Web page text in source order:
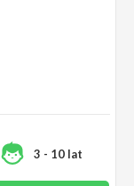
3 - 10 lat